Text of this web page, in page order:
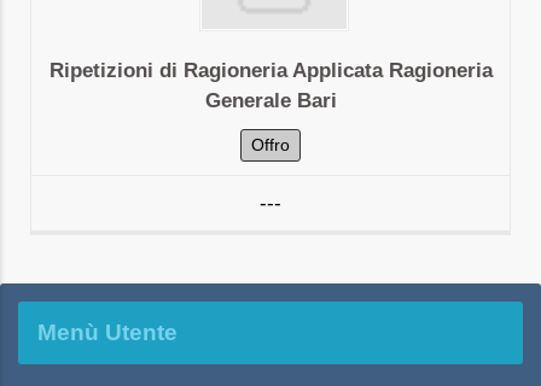
Ripetizioni di Ragioneria Applicata Ragioneria
Generale Bari
Offro
---
Menù Utente